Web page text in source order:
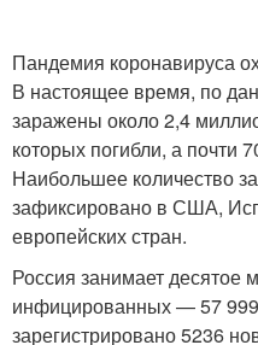
Пандемия коронавируса
В настоящее время, по
заражены около 2,4
которых погибли, а почти
Наибольшее количество
зафиксировано в США,
европейских стран.
Россия занимает десятое
инфицированных — 57 999
зарегистрировано 5236